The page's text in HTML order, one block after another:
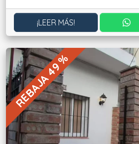
¡LEER MÁS!
REBAJA 49 %